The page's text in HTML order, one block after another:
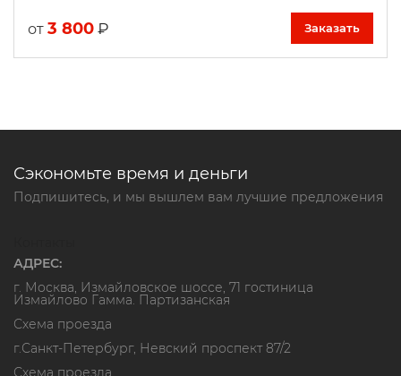
от 3 800 ₽ Заказать
Сэкономьте время и деньги
Подпишитесь, и мы вышлем вам лучшие предложения
АДРЕС:
г. Москва, Измайловское шоссе, 71 гостиница
Измайлово Гамма. Партизанская
Схема проезда
г.Санкт-Петербург, Невский проспект 87/2
Схема проезда